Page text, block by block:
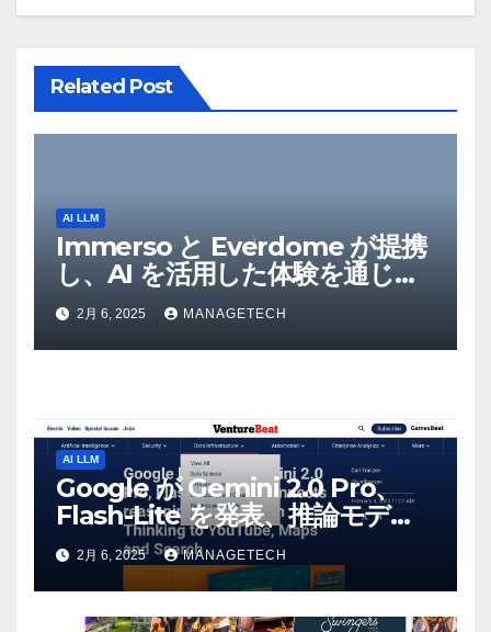
Related Post
AI LLM
Immerso と Everdome が提携
し、AI を活用した体験を通じて
メタバースのイノベーションを
推進 – Intelligent CIO APAC
2月 6, 2025 MANAGETECH
AI LLM
Google が Gemini 2.0 Pro、
Flash-Lite を発表、推論モデル
Flash Thinking を YouTube、
マップ、検索に接続 |
VentureBeat
2月 6, 2025 MANAGETECH